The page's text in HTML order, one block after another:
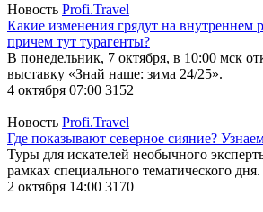
Новость Profi.Travel
Какие изменения грядут на внутреннем
причем тут турагенты?
В понедельник, 7 октября, в 10:00 мск
выставку «Знай наше: зима 24/25».
4 октября 07:00 3152
Новость Profi.Travel
Где показывают северное сияние?
Туры для искателей необычного
рамках специального тематического дня.
2 октября 14:00 3170